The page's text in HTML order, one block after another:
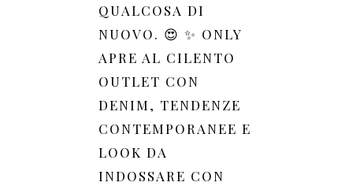
QUALCOSA DI
NUOVO. 😍 ✨ ONLY
APRE AL CILENTO
OUTLET CON
DENIM, TENDENZE
CONTEMPORANEE E
LOOK DA
INDOSSARE CON